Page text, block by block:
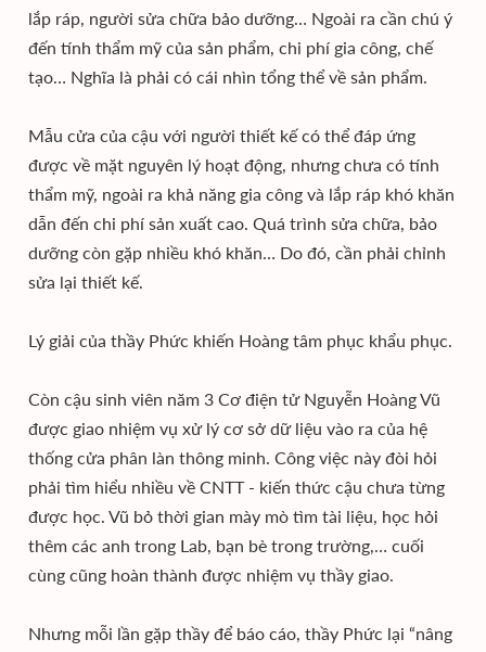
lắp ráp, người sửa chữa bảo dưỡng… Ngoài ra cần chú ý
đến tính thẩm mỹ của sản phẩm, chi phí gia công, chế
tạo… Nghĩa là phải có cái nhìn tổng thể về sản phẩm.
Mẫu cửa của cậu với người thiết kế có thể đáp ứng
được về mặt nguyên lý hoạt động, nhưng chưa có tính
thẩm mỹ, ngoài ra khả năng gia công và lắp ráp khó khăn
dẫn đến chi phí sản xuất cao. Quá trình sửa chữa, bảo
dưỡng còn gặp nhiều khó khăn… Do đó, cần phải chỉnh
sửa lại thiết kế.
Lý giải của thầy Phức khiến Hoàng tâm phục khẩu phục.
Còn cậu sinh viên năm 3 Cơ điện tử Nguyễn Hoàng Vũ
được giao nhiệm vụ xử lý cơ sở dữ liệu vào ra của hệ
thống cửa phân làn thông minh. Công việc này đòi hỏi
phải tìm hiểu nhiều về CNTT - kiến thức cậu chưa từng
được học. Vũ bỏ thời gian mày mò tìm tài liệu, học hỏi
thêm các anh trong Lab, bạn bè trong trường,… cuối
cùng cũng hoàn thành được nhiệm vụ thầy giao.
Nhưng mỗi lần gặp thầy để báo cáo, thầy Phức lại “nâng